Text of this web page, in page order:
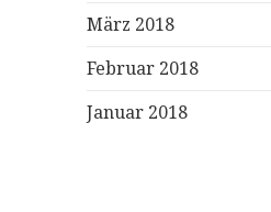
März 2018
Februar 2018
Januar 2018